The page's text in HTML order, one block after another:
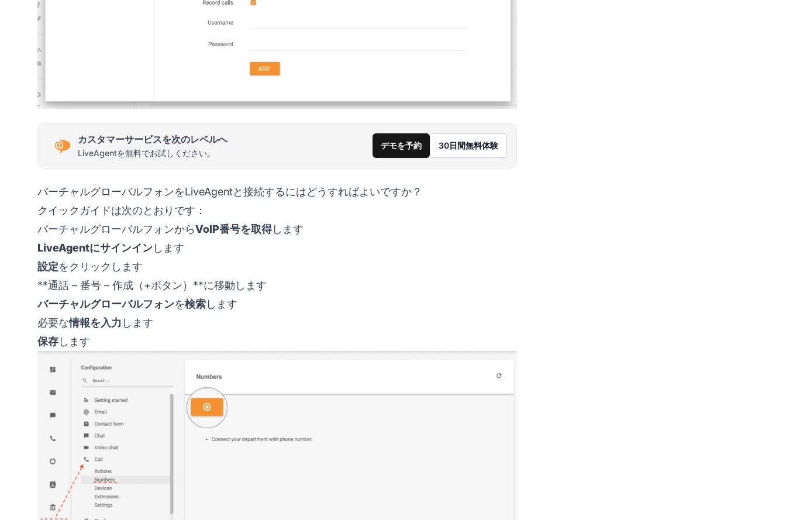
カスタマーサービスを次のレベルへ
LiveAgentを無料でお試しください。
デモを予約 30日間無料体験
バーチャルグローバルフォンをLiveAgentと接続するにはどうすればよいですか？
クイックガイドは次のとおりです：
バーチャルグローバルフォンからVoIP番号を取得します
LiveAgentにサインインします
設定をクリックします
**通話 – 番号 – 作成（+ボタン）**に移動します
バーチャルグローバルフォンを検索します
必要な情報を入力 します
保存します